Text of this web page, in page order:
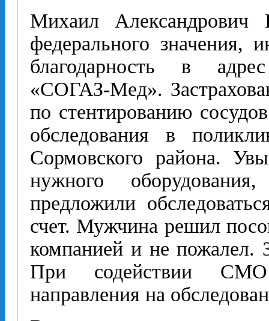
Михаил Александрович
федерального значения,
благодарность в
«СОГАЗ-Мед».
по стентированию
обследования в
Сормовского района.
нужного
предложили
счет. Мужчина решил
компанией и не пожалел.
При содействии СМО
направления на